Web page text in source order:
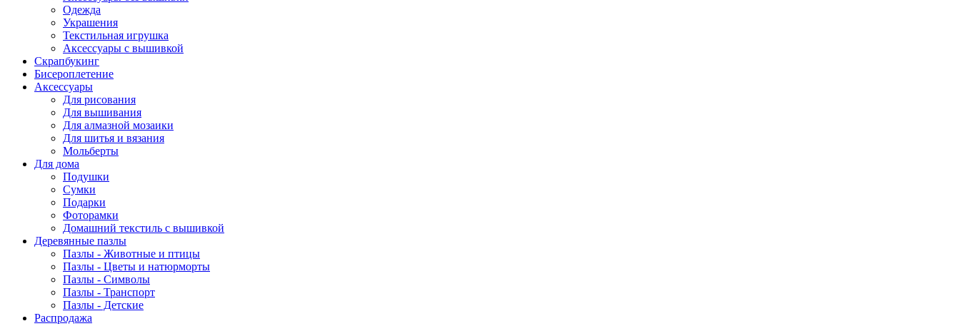
Одежда
Украшения
Текстильная игрушка
Аксессуары с вышивкой
Скрапбукинг
Бисероплетение
Аксессуары
Для рисования
Для вышивания
Для алмазной мозаики
Для шитья и вязания
Мольберты
Для дома
Подушки
Сумки
Подарки
Фоторамки
Домашний текстиль с вышивкой
Деревянные пазлы
Пазлы - Животные и птицы
Пазлы - Цветы и натюрморты
Пазлы - Символы
Пазлы - Транспорт
Пазлы - Детские
Распродажа